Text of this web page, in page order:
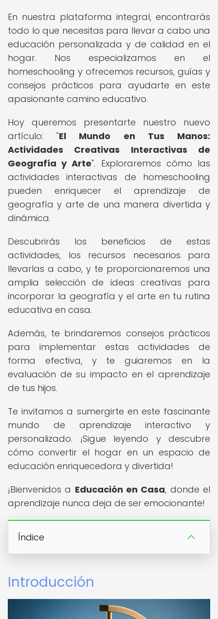
En nuestra plataforma integral, encontrarás
todo lo que necesitas para llevar a cabo una
educación personalizada y de calidad en el
hogar. Nos especializamos en el
homeschooling y ofrecemos recursos, guías y
consejos prácticos para ayudarte en este
apasionante camino educativo.
Hoy queremos presentarte nuestro nuevo
artículo: "El Mundo en Tus Manos:
Actividades Creativas Interactivas de
Geografía y Arte". Exploraremos cómo las
actividades interactivas de homeschooling
pueden enriquecer el aprendizaje de
geografía y arte de una manera divertida y
dinámica.
Descubrirás los beneficios de estas
actividades, los recursos necesarios para
llevarlas a cabo, y te proporcionaremos una
amplia selección de ideas creativas para
incorporar la geografía y el arte en tu rutina
educativa en casa.
Además, te brindaremos consejos prácticos
para implementar estas actividades de
forma efectiva, y te guiaremos en la
evaluación de su impacto en el aprendizaje
de tus hijos.
Te invitamos a sumergirte en este fascinante
mundo de aprendizaje interactivo y
personalizado. ¡Sigue leyendo y descubre
cómo convertir el hogar en un espacio de
educación enriquecedora y divertida!
¡Bienvenidos a Educación en Casa, donde el
aprendizaje nunca deja de ser emocionante!
Índice
Introducción